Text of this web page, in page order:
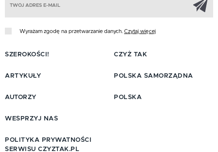
Wyrażam zgodę na przetwarzanie danych. Czytaj więcej
SZEROKOŚCI!
ARTYKUŁY
AUTORZY
CZYŻ TAK
POLSKA SAMORZĄDNA
POLSKA
WESPRZYJ NAS
POLITYKA PRYWATNOŚCI
SERWISU CZYZTAK.PL